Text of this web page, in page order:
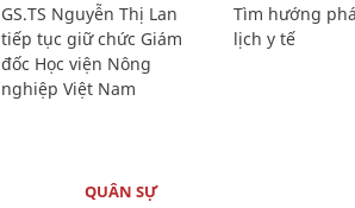
GS.TS Nguyễn Thị Lan
tiếp tục giữ chức Giám
đốc Học viện Nông
nghiệp Việt Nam
Tìm hướng
lịch y tế
QUÂN SỰ